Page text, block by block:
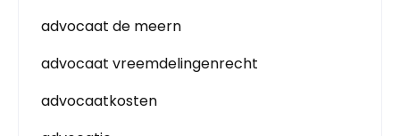
advocaat de meern
advocaat vreemdelingenrecht
advocaatkosten